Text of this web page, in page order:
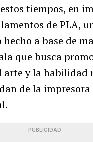
tiempos, en
de PLA,
a base de
que busca
arte y la habilidad
de la impresora
PUBLICIDAD